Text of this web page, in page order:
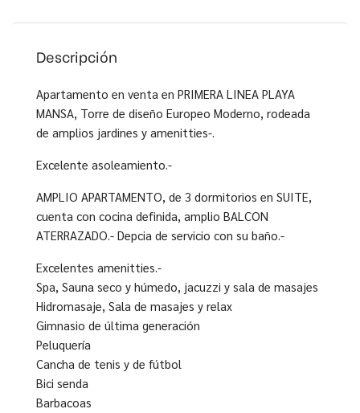
Descripción
Apartamento en venta en PRIMERA LINEA PLAYA
MANSA, Torre de diseño Europeo Moderno, rodeada
de amplios jardines y amenitties-.
Excelente asoleamiento.-
AMPLIO APARTAMENTO, de 3 dormitorios en SUITE,
cuenta con cocina definida, amplio BALCON
ATERRAZADO.- Depcia de servicio con su baño.-
Excelentes amenitties.-
Spa, Sauna seco y húmedo, jacuzzi y sala de masajes
Hidromasaje, Sala de masajes y relax
Gimnasio de última generación
Peluquería
Cancha de tenis y de fútbol
Bici senda
Barbacoas